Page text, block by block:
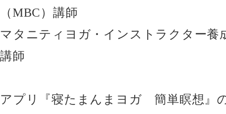
（MBC）講師
マタニティヨガ・インストラクター養
講師
アプリ『寝たまんまヨガ 簡単瞑想』